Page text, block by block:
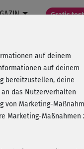
Gratis
auf deinem
auf deinem
bereitzustellen, deine
das Nutzerverhalten
von Marketing-
Marketing-Maßnahmen